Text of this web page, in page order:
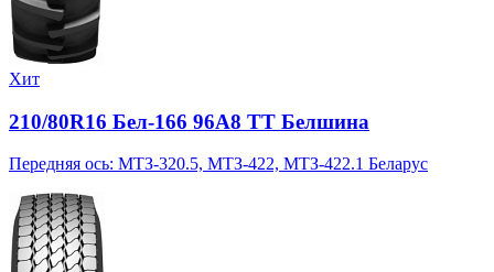
Хит
210/80R16 Бел-166 96A8 TT Белшина
Передняя ось: МТЗ-320.5, МТЗ-422, МТЗ-422.1 Беларус